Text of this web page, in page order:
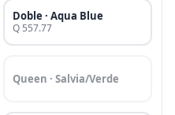
Doble · Aqua Blue
Q 557.77
Queen · Salvia/Verde